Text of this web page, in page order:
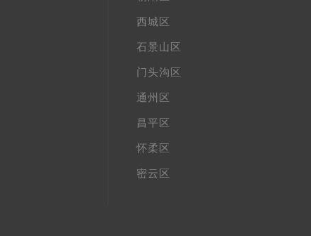
西城区
石景山区
门头沟区
通州区
昌平区
怀柔区
密云区